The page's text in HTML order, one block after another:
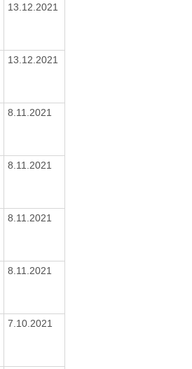
13.12.2021
13.12.2021
8.11.2021
8.11.2021
8.11.2021
8.11.2021
7.10.2021